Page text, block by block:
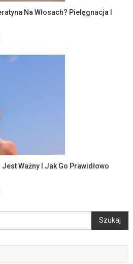
Na Włosach? Pielęgnacja I
Ważny I Jak Go Prawidłowo
Szukaj